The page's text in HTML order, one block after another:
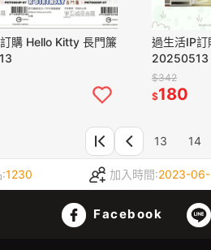
購 Hello Kitty 長門簾
過生活IP
20250513
$342
$180
13 14
1230 加入時間:2023-
Facebook